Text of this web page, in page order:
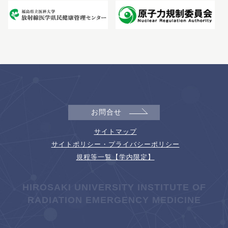
お問合せ
サイトマップ
サイトポリシー・プライバシーポリシー
規程等一覧【学内限定】
HIROSAKI UNIVERSITY INSTITUTE OF
RADIATION EMERGENCY MEDICINE